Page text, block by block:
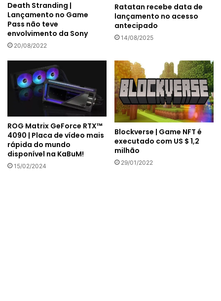
Death Stranding |
Lançamento no Game
Pass não teve
envolvimento da Sony
20/08/2022
Ratatan recebe data de
lançamento no acesso
antecipado
14/08/2025
ROG Matrix GeForce RTX™
4090 | Placa de vídeo mais
rápida do mundo
disponível na KaBuM!
15/02/2024
Blockverse | Game NFT é
executado com US $ 1,2
milhão
29/01/2022